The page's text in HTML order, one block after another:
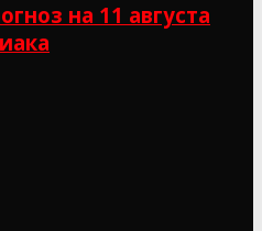
на 11 августа